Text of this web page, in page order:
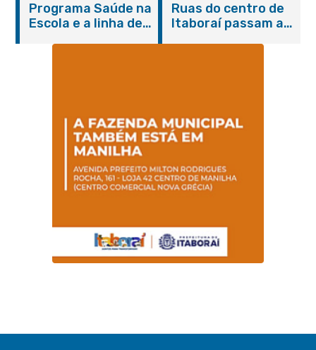
serviços gratuitos e
orientações
Programa Saúde na
Escola e a linha de
Magalhães Seabra
Ruas do centro de
Itaboraí passam a